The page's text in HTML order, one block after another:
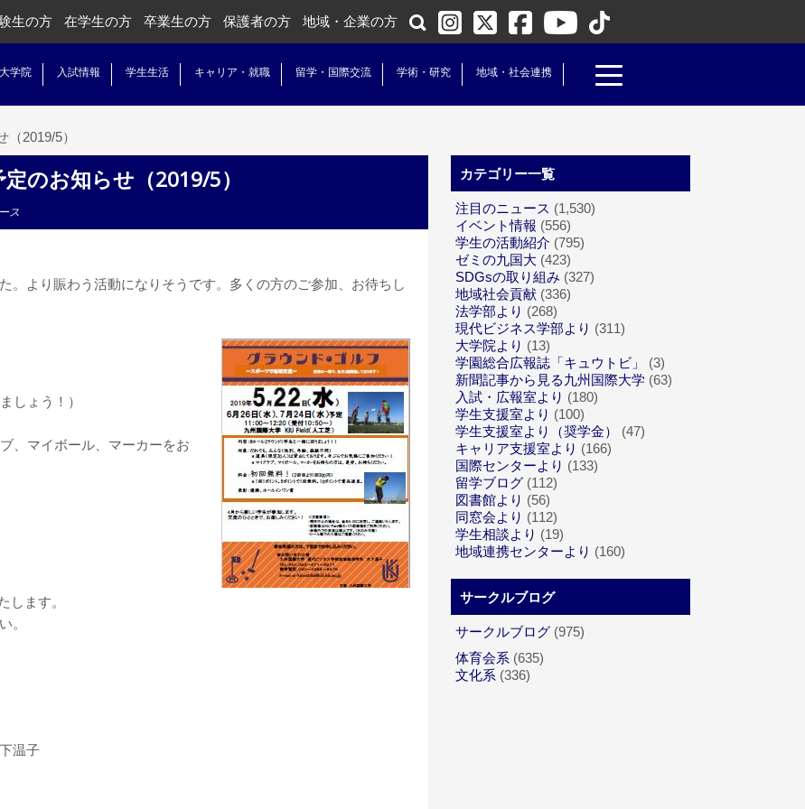
生の方 在学生の方 卒業生の方 保護者の方 地域・企業の方
学院 入試情報 学生生活 キャリア・就職 留学・国際交流 学術・研究 地域・社会連携
2019/5）
のお知らせ（2019/5）
ス
。より賑わう活動になりそうです。多くの方のご参加、お待ちし
しょう！）
、マイボール、マーカーをお
します。
。
温子
カテゴリー一覧
注目のニュース (1,530)
イベント情報 (556)
学生の活動紹介 (795)
ゼミの九国大 (423)
SDGsの取り組み (327)
地域社会貢献 (336)
法学部より (268)
現代ビジネス学部より (311)
大学院より (13)
学園総合広報誌「キュウトビ」
(3)
新聞記事から見る九州国際大学 (63)
入試・広報室より (180)
学生支援室より (100)
学生支援室より（奨学金）
(47)
キャリア支援室より (166)
国際センターより (133)
留学ブログ (112)
図書館より (56)
同窓会より (112)
学生相談より (19)
地域連携センターより (160)
サークルブログ
サークルブログ (975)
体育会系 (635)
文化系 (336)